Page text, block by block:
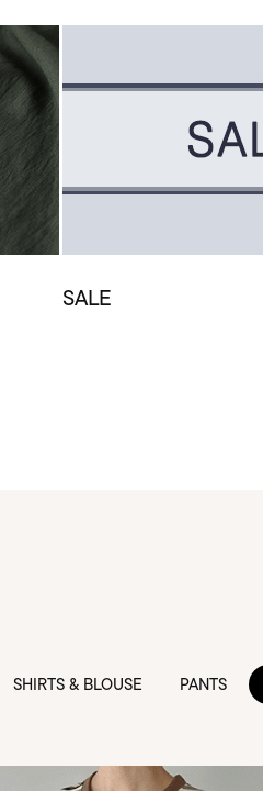
SALE
SHIRTS & BLOUSE PANTS